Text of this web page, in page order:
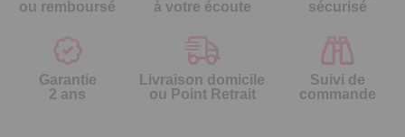
Garantie
2 ans
Livraison domicile
ou Point Retrait
Suivi de
commande